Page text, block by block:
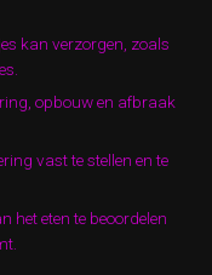
kan verzorgen, zoals
opbouw en afbraak
vast te stellen en te
het eten te beoordelen